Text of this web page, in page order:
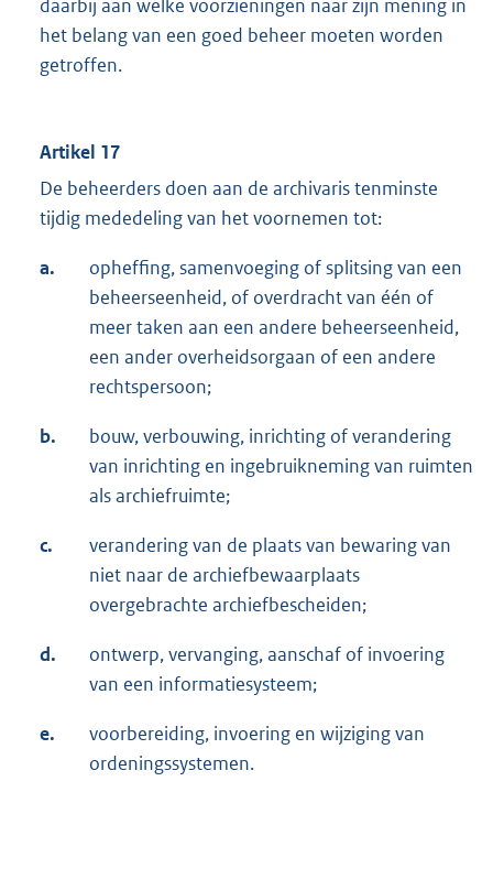
daarbij aan welke voorzieningen naar zijn mening in
het belang van een goed beheer moeten worden
getroffen.
Artikel 17
De beheerders doen aan de archivaris tenminste
tijdig mededeling van het voornemen tot:
a.
opheffing, samenvoeging of splitsing van een
beheerseenheid, of overdracht van één of
meer taken aan een andere beheerseenheid,
een ander overheidsorgaan of een andere
rechtspersoon;
b.
bouw, verbouwing, inrichting of verandering
van inrichting en ingebruikneming van ruimten
als archiefruimte;
c.
verandering van de plaats van bewaring van
niet naar de archiefbewaarplaats
overgebrachte archiefbescheiden;
d.
ontwerp, vervanging, aanschaf of invoering
van een informatiesysteem;
e.
voorbereiding, invoering en wijziging van
ordeningssystemen.